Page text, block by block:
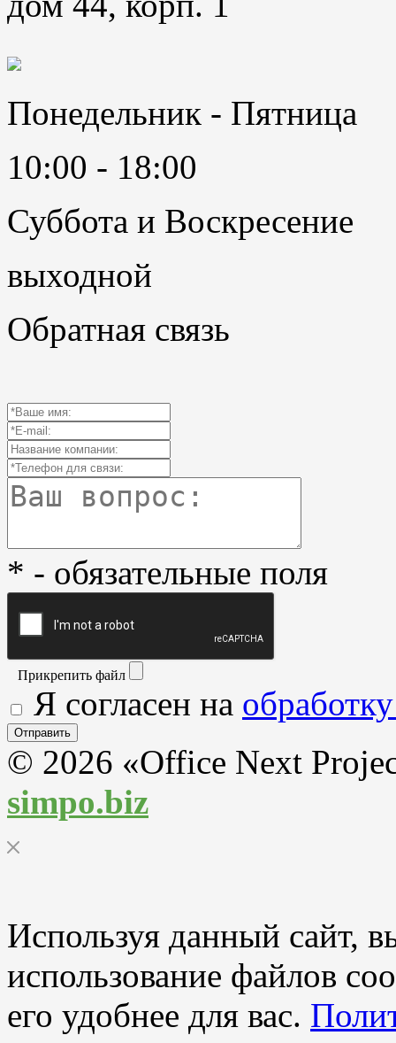
Понедельник - Пятница
10:00 - 18:00
Суббота и Воскресение
выходной
Обратная связь
* - обязательные поля
Прикрепить файл
Я согласен на
© 2026 «Office Next
simpo.biz
Используя данный сайт,
использование файлов
его удобнее для вас.